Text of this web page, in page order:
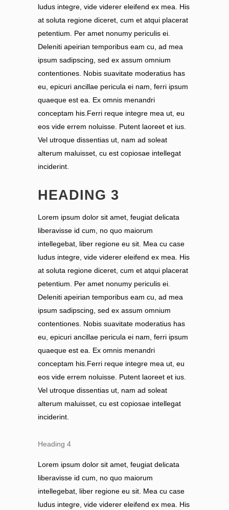
ludus integre, vide viderer eleifend ex mea. His
at soluta regione diceret, cum et atqui placerat
petentium. Per amet nonumy periculis ei.
Deleniti apeirian temporibus eam cu, ad mea
ipsum sadipscing, sed ex assum omnium
contentiones. Nobis suavitate moderatius has
eu, epicuri ancillae pericula ei nam, ferri ipsum
quaeque est ea. Ex omnis menandri
conceptam his.Ferri reque integre mea ut, eu
eos vide errem noluisse. Putent laoreet et ius.
Vel utroque dissentias ut, nam ad soleat
alterum maluisset, cu est copiosae intellegat
inciderint.
HEADING 3
Lorem ipsum dolor sit amet, feugiat delicata
liberavisse id cum, no quo maiorum
intellegebat, liber regione eu sit. Mea cu case
ludus integre, vide viderer eleifend ex mea. His
at soluta regione diceret, cum et atqui placerat
petentium. Per amet nonumy periculis ei.
Deleniti apeirian temporibus eam cu, ad mea
ipsum sadipscing, sed ex assum omnium
contentiones. Nobis suavitate moderatius has
eu, epicuri ancillae pericula ei nam, ferri ipsum
quaeque est ea. Ex omnis menandri
conceptam his.Ferri reque integre mea ut, eu
eos vide errem noluisse. Putent laoreet et ius.
Vel utroque dissentias ut, nam ad soleat
alterum maluisset, cu est copiosae intellegat
inciderint.
Heading 4
Lorem ipsum dolor sit amet, feugiat delicata
liberavisse id cum, no quo maiorum
intellegebat, liber regione eu sit. Mea cu case
ludus integre, vide viderer eleifend ex mea. His